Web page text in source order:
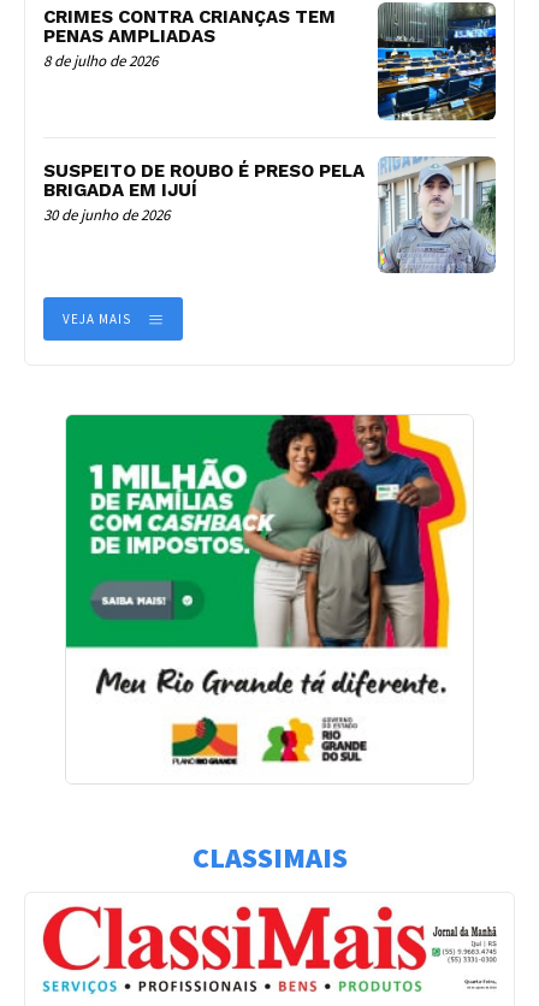
CRIMES CONTRA CRIANÇAS TEM
PENAS AMPLIADAS
8 de julho de 2026
SUSPEITO DE ROUBO É PRESO PELA
BRIGADA EM IJUÍ
30 de junho de 2026
VEJA MAIS
CLASSIMAIS